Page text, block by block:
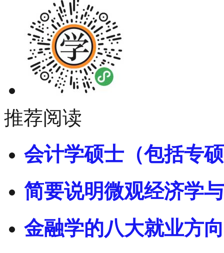
推荐阅读
会计学硕士（包括专
简要说明微观经济学
金融学的八大就业方